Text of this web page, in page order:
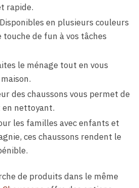
rapide.
en plusieurs couleurs
de fun à vos tâches
le ménage tout en vous
des chaussons vous permet de
en nettoyant.
les familles avec enfants et
ces chaussons rendent le
de produits dans le même